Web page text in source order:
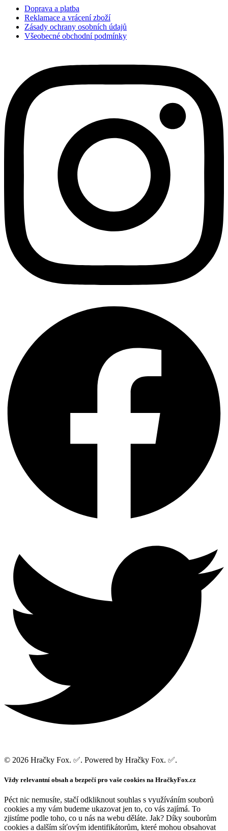
Doprava a platba
Reklamace a vrácení zboží
Zásady ochrany osobních údajů
Všeobecné obchodní podmínky
© 2026 Hračky Fox. ✅. Powered by Hračky Fox. ✅.
Vždy relevantní obsah a bezpečí pro vaše cookies na HračkyFox.cz
Péct nic nemusíte, stačí odkliknout souhlas s využíváním souborů
cookies a my vám budeme ukazovat jen to, co vás zajímá. To
zjistíme podle toho, co u nás na webu děláte. Jak? Díky souborům
cookies a dalším síťovým identifikátorům, které mohou obsahovat